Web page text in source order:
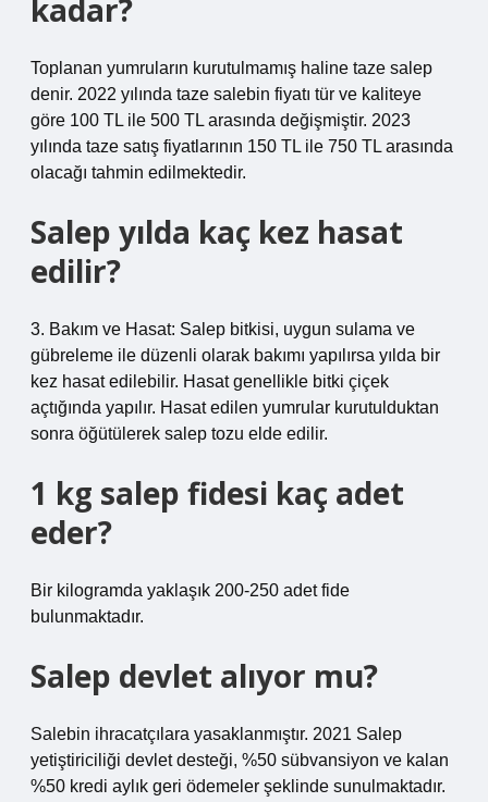
kadar?
Toplanan yumruların kurutulmamış haline taze salep
denir. 2022 yılında taze salebin fiyatı tür ve kaliteye
göre 100 TL ile 500 TL arasında değişmiştir. 2023
yılında taze satış fiyatlarının 150 TL ile 750 TL arasında
olacağı tahmin edilmektedir.
Salep yılda kaç kez hasat
edilir?
3. Bakım ve Hasat: Salep bitkisi, uygun sulama ve
gübreleme ile düzenli olarak bakımı yapılırsa yılda bir
kez hasat edilebilir. Hasat genellikle bitki çiçek
açtığında yapılır. Hasat edilen yumrular kurutulduktan
sonra öğütülerek salep tozu elde edilir.
1 kg salep fidesi kaç adet
eder?
Bir kilogramda yaklaşık 200-250 adet fide
bulunmaktadır.
Salep devlet alıyor mu?
Salebin ihracatçılara yasaklanmıştır. 2021 Salep
yetiştiriciliği devlet desteği, %50 sübvansiyon ve kalan
%50 kredi aylık geri ödemeler şeklinde sunulmaktadır.